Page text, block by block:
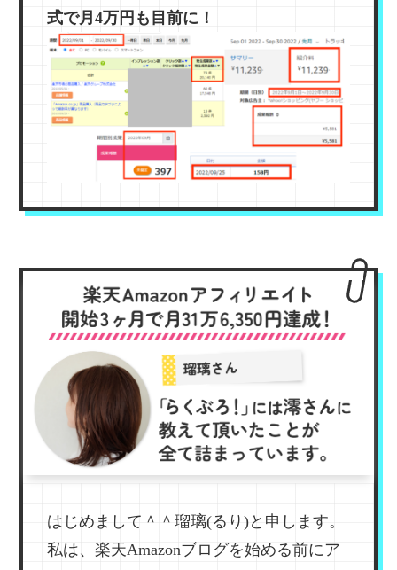
式で月4万円も目前に！
はじめまして＾＾瑠璃(るり)と申します。
私は、楽天Amazonブログを始める前にア